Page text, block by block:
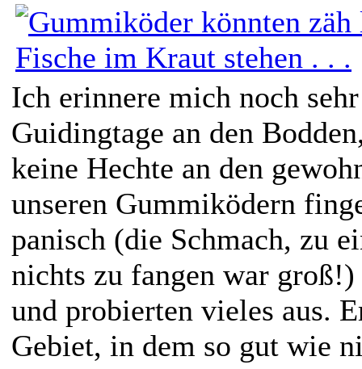
Ich erinnere mich noch
Guidingtage an den
keine Hechte an den
unseren Gummiködern
panisch (die Schmach, zu
nichts zu fangen war
und probierten vieles aus.
Gebiet, in dem so gut wie